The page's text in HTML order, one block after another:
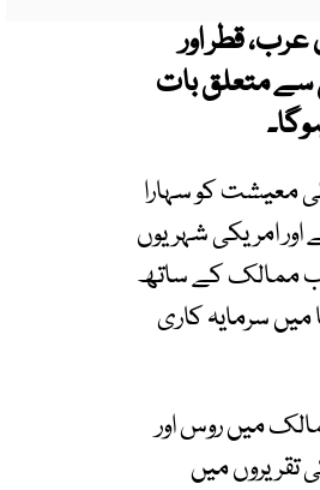
قطر اور
سے متعلق بات
معیشت کو سہارا
اور امریکی شہریوں
ممالک کے ساتھ
سرمایہ کاری
میں روس اور
تقریروں میں